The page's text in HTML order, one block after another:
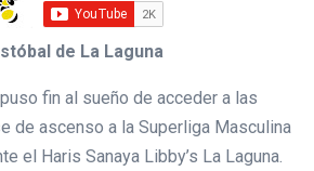
de La Laguna
fin al sueño de acceder a las
de ascenso a la Superliga Masculina
el Haris Sanaya Libby’s La Laguna.